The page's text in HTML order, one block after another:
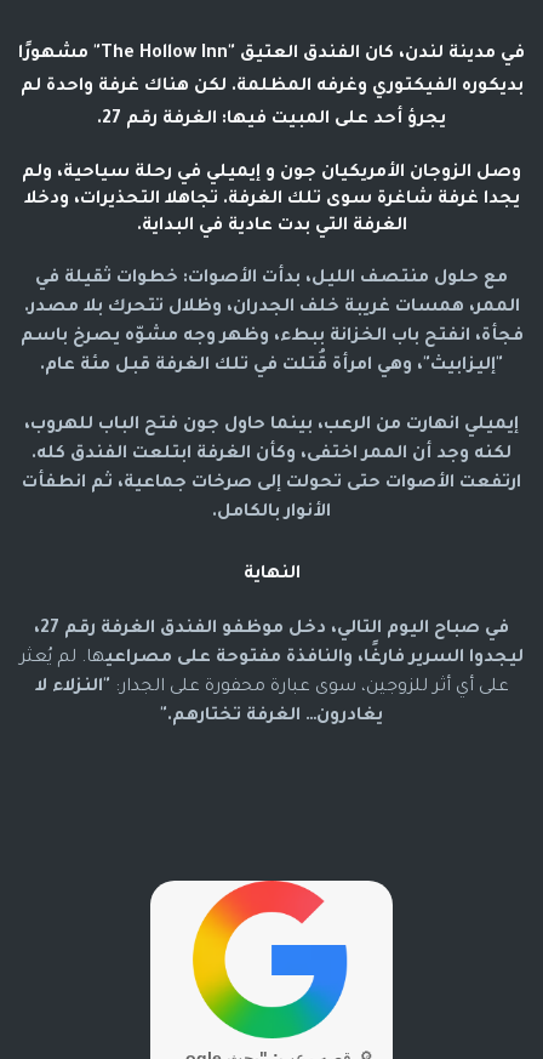
في مدينة لندن، كان الفندق العتيق "The Hollow Inn" مشهورًا
بديكوره الفيكتوري وغرفه المظلمة. لكن هناك غرفة واحدة لم
يجرؤ أحد على المبيت فيها: الغرفة رقم 27.
وصل الزوجان الأمريكيان جون و إيميلي في رحلة سياحية، ولم
يجدا غرفة شاغرة سوى تلك الغرفة. تجاهلا التحذيرات، ودخلا
الغرفة التي بدت عادية في البداية.
مع حلول منتصف الليل، بدأت الأصوات: خطوات ثقيلة في
الممر، همسات غريبة خلف الجدران، وظلال تتحرك بلا مصدر.
فجأة، انفتح باب الخزانة ببطء، وظهر وجه مشوّه يصرخ باسم
"إليزابيث"، وهي امرأة قُتلت في تلك الغرفة قبل مئة عام.
إيميلي انهارت من الرعب، بينما حاول جون فتح الباب للهروب،
لكنه وجد أن الممر اختفى، وكأن الغرفة ابتلعت الفندق كله.
ارتفعت الأصوات حتى تحولت إلى صرخات جماعية، ثم انطفأت
الأنوار بالكامل.
النهاية
في صباح اليوم التالي، دخل موظفو الفندق الغرفة رقم 27،
ليجدوا السرير فارغًا، والنافذة مفتوحة على مصراعيها. لم يُعثر
على أي أثر للزوجين، سوى عبارة محفورة على الجدار: "النزلاء لا
يغادرون… الغرفة تختارهم."